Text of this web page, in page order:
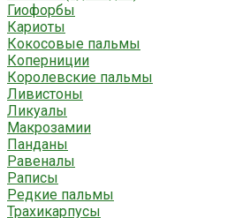
Гиофорбы
Кариоты
Кокосовые пальмы
Коперниции
Королевские пальмы
Ливистоны
Ликуалы
Макрозамии
Панданы
Равеналы
Раписы
Редкие пальмы
Трахикарпусы